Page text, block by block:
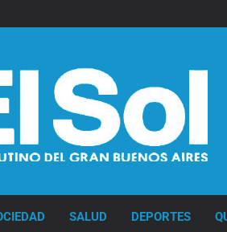
SALUD DEPORTES